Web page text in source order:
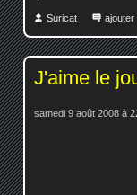
Suricat ajouter
J'aime le
samedi 9 août 2008 à